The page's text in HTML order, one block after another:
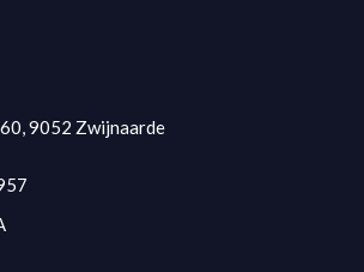
9052 Zwijnaarde